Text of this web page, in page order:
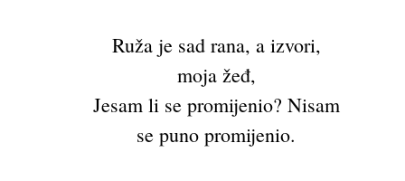
Ruža je sad rana, a izvori,
moja žeđ,
Jesam li se promijenio? Nisam
se puno promijenio.